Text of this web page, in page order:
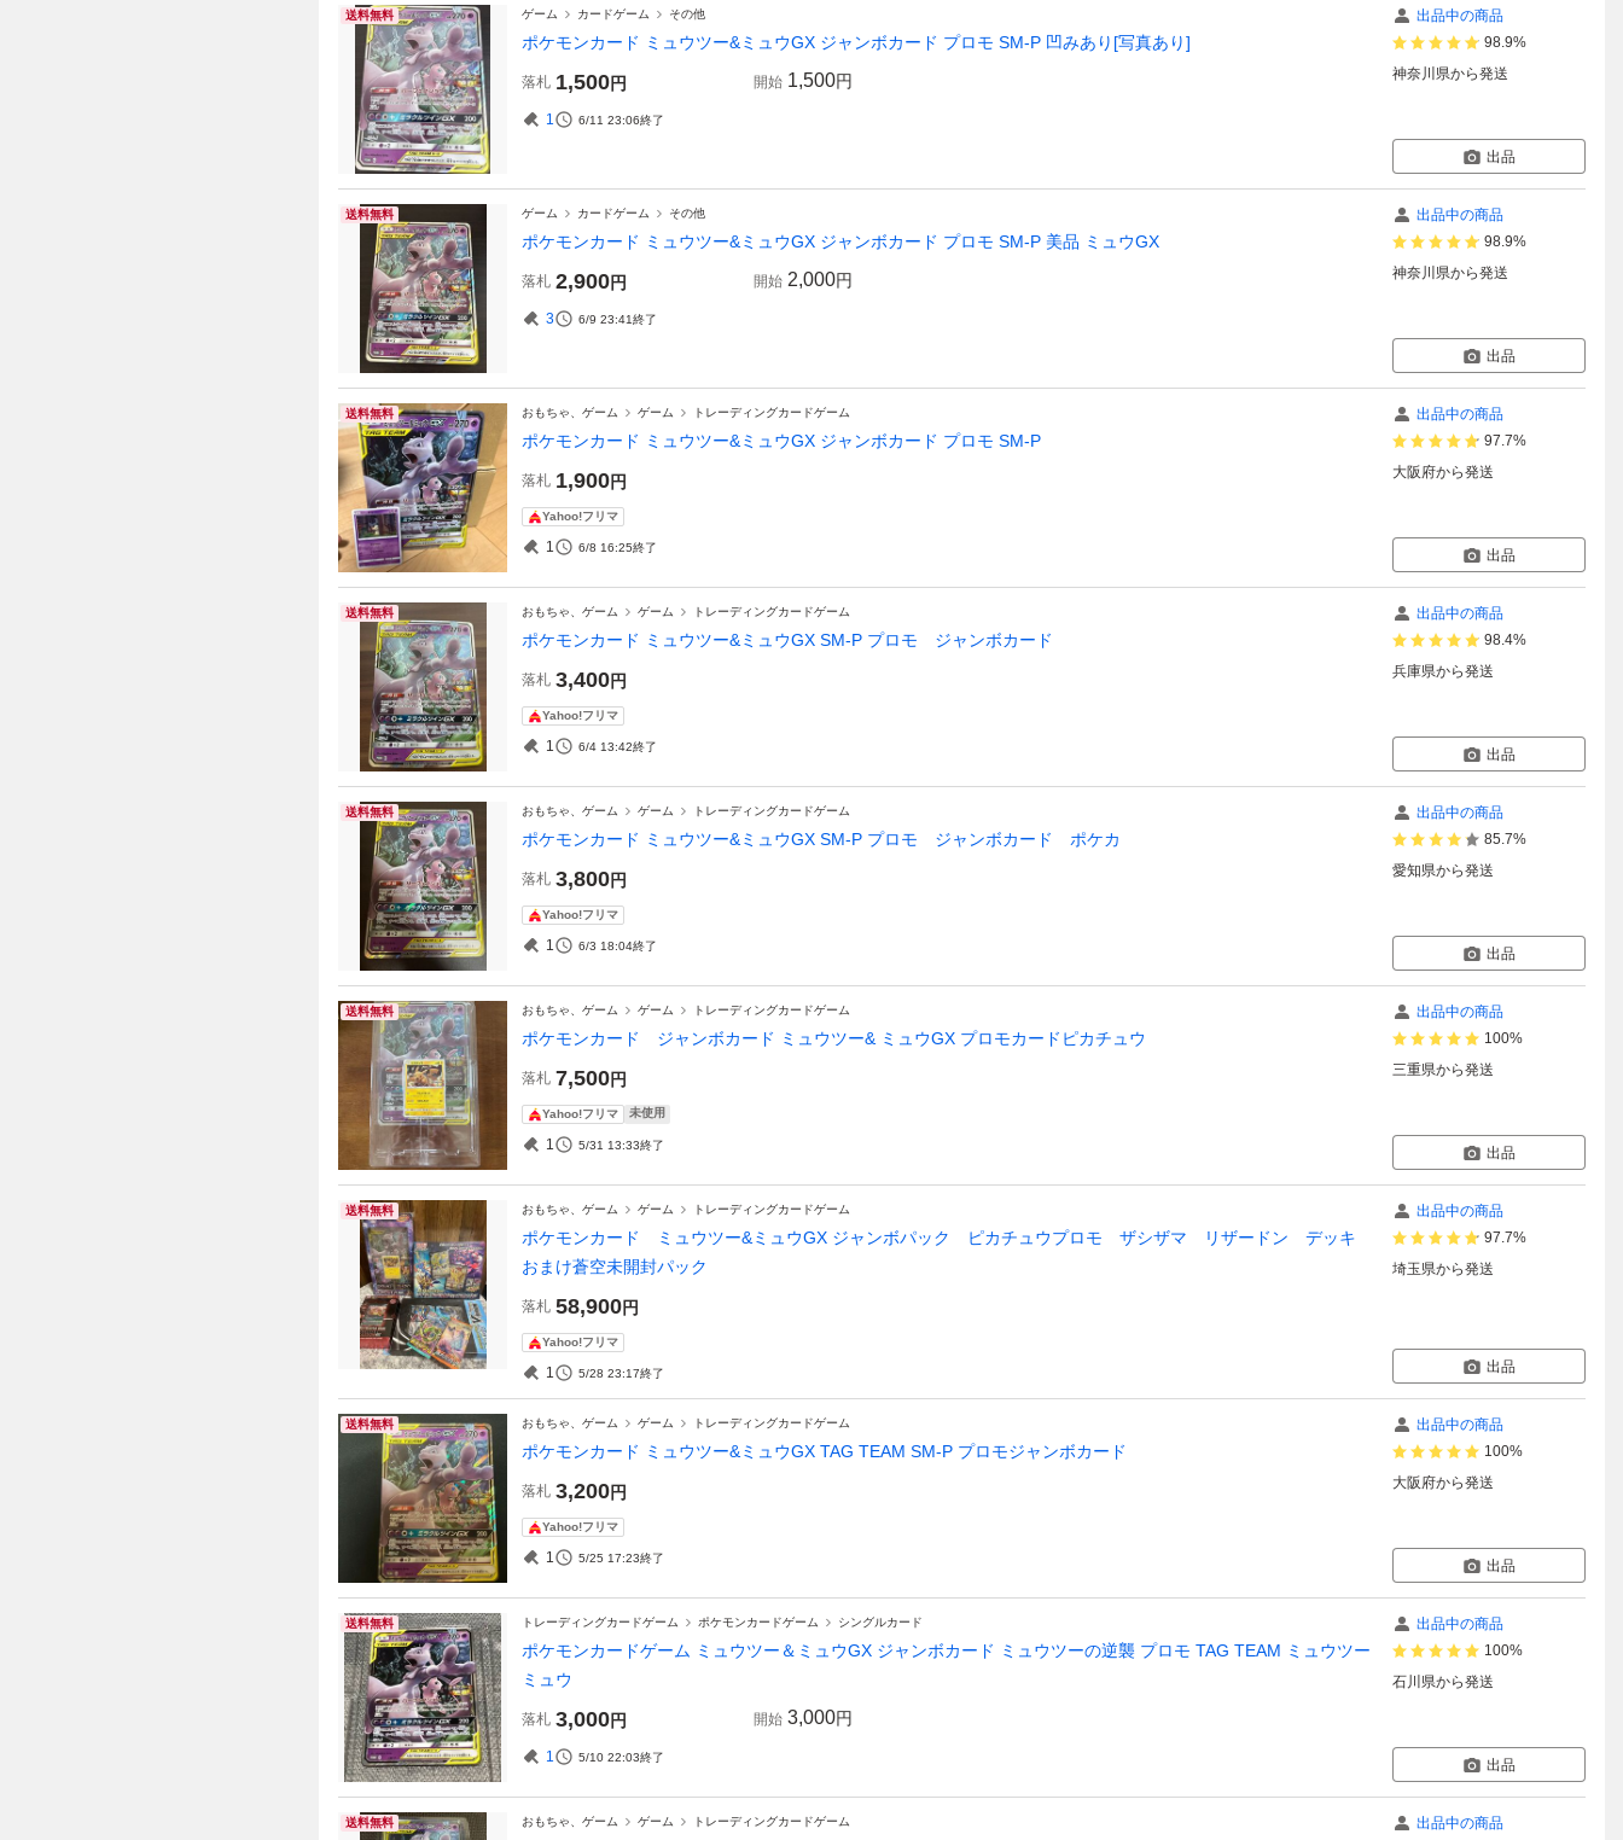
送料無料 ゲーム カードゲーム その他
ポケモンカード ミュウツー&ミュウGX ジャンボカード プロモ SM-P 凹みあり[写真あり]
落札 1,500円 開始 1,500円
1 6/11 23:06終了
出品中の商品
98.9%
神奈川県から発送
出品
送料無料 ゲーム カードゲーム その他
ポケモンカード ミュウツー&ミュウGX ジャンボカード プロモ SM-P 美品 ミュウGX
落札 2,900円 開始 2,000円
3 6/9 23:41終了
出品中の商品
98.9%
神奈川県から発送
出品
送料無料 おもちゃ、ゲーム ゲーム トレーディングカードゲーム
ポケモンカード ミュウツー&ミュウGX ジャンボカード プロモ SM-P
落札 1,900円
Yahoo!フリマ
1 6/8 16:25終了
出品中の商品
97.7%
大阪府から発送
出品
送料無料 おもちゃ、ゲーム ゲーム トレーディングカードゲーム
ポケモンカード ミュウツー&ミュウGX SM-P プロモ ジャンボカード
落札 3,400円
Yahoo!フリマ
1 6/4 13:42終了
出品中の商品
98.4%
兵庫県から発送
出品
送料無料 おもちゃ、ゲーム ゲーム トレーディングカードゲーム
ポケモンカード ミュウツー&ミュウGX SM-P プロモ ジャンボカード ポケカ
落札 3,800円
Yahoo!フリマ
1 6/3 18:04終了
出品中の商品
85.7%
愛知県から発送
出品
送料無料 おもちゃ、ゲーム ゲーム トレーディングカードゲーム
ポケモンカード ジャンボカード ミュウツー& ミュウGX プロモカードピカチュウ
落札 7,500円
Yahoo!フリマ 未使用
1 5/31 13:33終了
出品中の商品
100%
三重県から発送
出品
送料無料 おもちゃ、ゲーム ゲーム トレーディングカードゲーム
ポケモンカード ミュウツー&ミュウGX ジャンボパック ピカチュウプロモ ザシザマ リザードン デッキ
おまけ蒼空未開封パック
落札 58,900円
Yahoo!フリマ
1 5/28 23:17終了
出品中の商品
97.7%
埼玉県から発送
出品
送料無料 おもちゃ、ゲーム ゲーム トレーディングカードゲーム
ポケモンカード ミュウツー&ミュウGX TAG TEAM SM-P プロモジャンボカード
落札 3,200円
Yahoo!フリマ
1 5/25 17:23終了
出品中の商品
100%
大阪府から発送
出品
送料無料 トレーディングカードゲーム ポケモンカードゲーム シングルカード
ポケモンカードゲーム ミュウツー＆ミュウGX ジャンボカード ミュウツーの逆襲 プロモ TAG TEAM ミュウツー
ミュウ
落札 3,000円 開始 3,000円
1 5/10 22:03終了
出品中の商品
100%
石川県から発送
出品
送料無料 おもちゃ、ゲーム ゲーム トレーディングカードゲーム 出品中の商品